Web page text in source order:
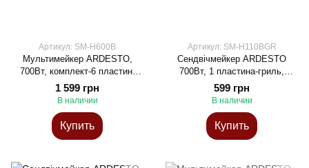
Артикул: SM-H600B
Мультимейкер ARDESTO,
700Вт, комплект-6 пластин,
корпус-пластик, чорний
1 599 грн
В наличии
Купить
Артикул: SM-H110BGR
Сендвічмейкер ARDESTO
700Вт, 1 пластина-гриль,
корпус-пластик, чорний
599 грн
В наличии
Купить